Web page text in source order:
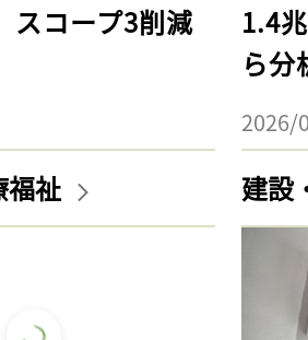
スコープ3削減
1.4
ら分
2026/
福祉 建設